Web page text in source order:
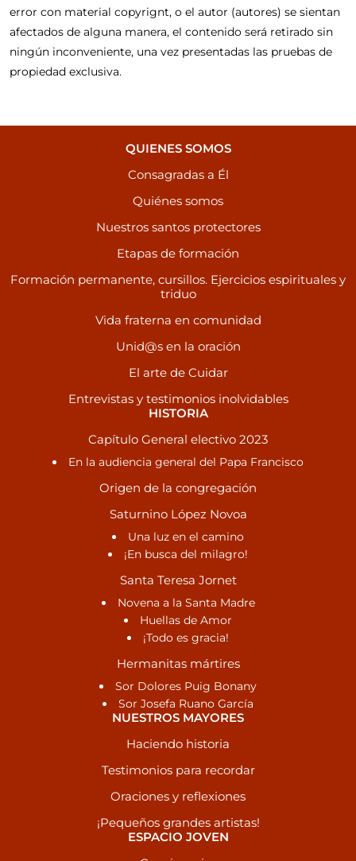
error con material copyrignt, o el autor (autores) se sientan
afectados de alguna manera, el contenido será retirado sin
ningún inconveniente, una vez presentadas las pruebas de
propiedad exclusiva.
QUIENES SOMOS
Consagradas a Él
Quiénes somos
Nuestros santos protectores
Etapas de formación
Formación permanente, cursillos. Ejercicios espirituales y
triduo
Vida fraterna en comunidad
Unid@s en la oración
El arte de Cuidar
Entrevistas y testimonios inolvidables
HISTORIA
Capítulo General electivo 2023
En la audiencia general del Papa Francisco
Origen de la congregación
Saturnino López Novoa
Una luz en el camino
¡En busca del milagro!
Santa Teresa Jornet
Novena a la Santa Madre
Huellas de Amor
¡Todo es gracia!
Hermanitas mártires
Sor Dolores Puig Bonany
Sor Josefa Ruano García
NUESTROS MAYORES
Haciendo historia
Testimonios para recordar
Oraciones y reflexiones
¡Pequeños grandes artistas!
ESPACIO JOVEN